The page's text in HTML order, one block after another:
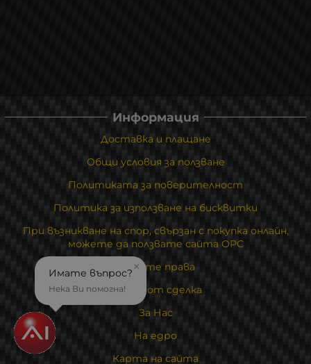
Информация
Доставка и плащане
Общи условия за ползване
Политиката за поверителност
Политика за използване на бисквитки
При възникване на спор, свързан с покупка онлайн,
можете да ползвате сайта ОРС
Вашите права
Отказ от сделка
За Нас
На едро
Карта на сайта
×
Имате въпрос?
Нека Ви помогна!